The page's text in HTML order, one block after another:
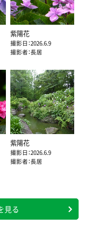
紫陽花
撮影日：2026.6.9
撮影者：長居
紫陽花
撮影日：2026.6.9
撮影者：長居
見る